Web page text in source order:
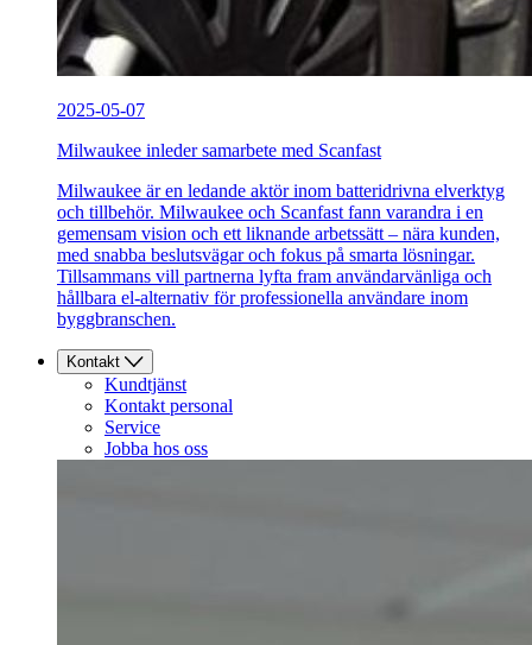
2025-05-07
Milwaukee inleder samarbete med Scanfast
Milwaukee är en ledande aktör inom batteridrivna elverktyg
och tillbehör. Milwaukee och Scanfast fann varandra i en
gemensam vision och ett liknande arbetssätt – nära kunden,
med snabba beslutsvägar och fokus på smarta lösningar.
Tillsammans vill partnerna lyfta fram användarvänliga och
hållbara el-alternativ för professionella användare inom
byggbranschen.
Kontakt
Kundtjänst
Kontakt personal
Service
Jobba hos oss